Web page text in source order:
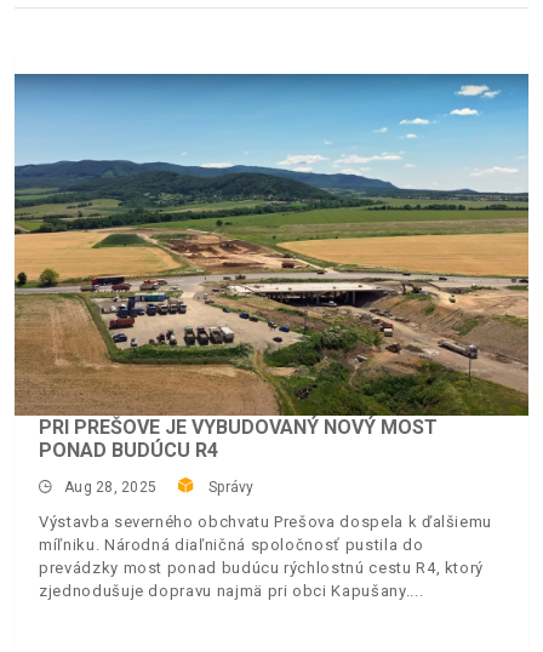
PRI PREŠOVE JE VYBUDOVANÝ NOVÝ MOST
PONAD BUDÚCU R4
Aug 28, 2025 Správy
Výstavba severného obchvatu Prešova dospela k ďalšiemu
míľniku. Národná diaľničná spoločnosť pustila do
prevádzky most ponad budúcu rýchlostnú cestu R4, ktorý
zjednodušuje dopravu najmä pri obci Kapušany.